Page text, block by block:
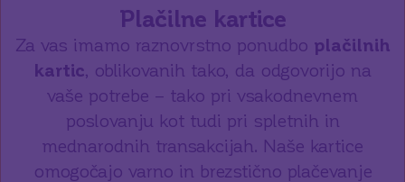
Plačilne kartice
Za vas imamo raznovrstno ponudbo plačilnih
kartic, oblikovanih tako, da odgovorijo na
vaše potrebe – tako pri vsakodnevnem
poslovanju kot tudi pri spletnih in
mednarodnih transakcijah. Naše kartice
omogočajo varno in brezstično plačevanje